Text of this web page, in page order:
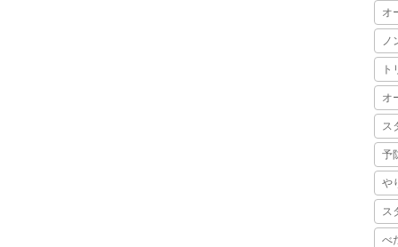
オ
ノ
ト
オ
ス
予
や
ス
べ